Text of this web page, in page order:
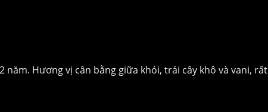
Hương vị cân bằng giữa khói, trái cây khô và vani, rất